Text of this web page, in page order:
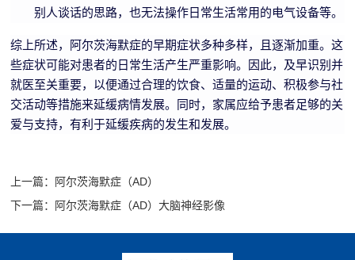
别人谈话的思路，也无法操作日常生活常用的电气设备等。
综上所述，阿尔茨海默症的早期症状多种多样，且逐渐加重。这
些症状可能对患者的日常生活产生严重影响。因此，及早识别并
就医至关重要，以便通过合理的饮食、适量的运动、积极参与社
交活动等措施来延缓病情发展。同时，家属应给予患者足够的关
爱与支持，有利于延缓疾病的发生和发展。
上一篇：阿尔茨海默症（AD）
下一篇：阿尔茨海默症（AD）大脑神经影像